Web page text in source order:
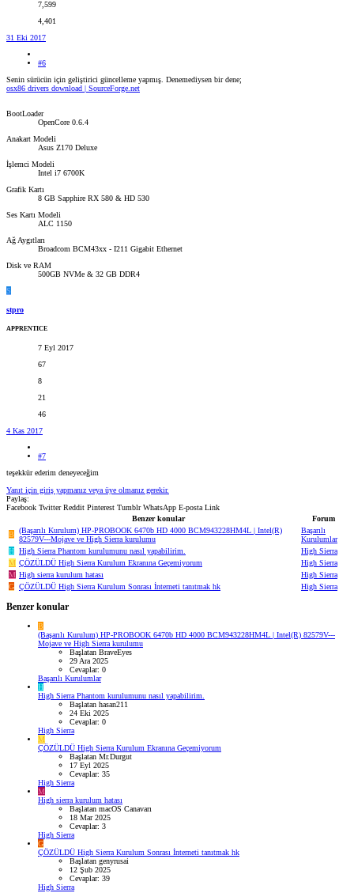
7,599
4,401
31 Eki 2017
#6
Senin sürücün için geliştirici güncelleme yapmış. Denemediysen bir dene;
osx86 drivers download | SourceForge.net
BootLoader
OpenCore 0.6.4
Anakart Modeli
Asus Z170 Deluxe
İşlemci Modeli
Intel i7 6700K
Grafik Kartı
8 GB Sapphire RX 580 & HD 530
Ses Kartı Modeli
ALC 1150
Ağ Aygıtları
Broadcom BCM43xx - I211 Gigabit Ethernet
Disk ve RAM
500GB NVMe & 32 GB DDR4
S
stpro
APPRENTICE
7 Eyl 2017
67
8
21
46
4 Kas 2017
#7
teşekkür ederim deneyeceğim
Yanıt için giriş yapmanız veya üye olmanız gerekir.
Paylaş:
Facebook Twitter Reddit Pinterest Tumblr WhatsApp E-posta Link
Benzer konular
Forum
B
(Başarılı Kurulum) HP-PROBOOK 6470b HD 4000 BCM943228HM4L | Intel(R)
82579V---Mojave ve High Sierra kurulumu
Başarılı
Kurulumlar
H High Sierra Phantom kurulumunu nasıl yapabilirim.
High Sierra
M ÇÖZÜLDÜ High Sierra Kurulum Ekranına Geçemiyorum
High Sierra
M High sierra kurulum hatası
High Sierra
G ÇÖZÜLDÜ High Sierra Kurulum Sonrası İnterneti tanıtmak hk High Sierra
Benzer konular
B
(Başarılı Kurulum) HP-PROBOOK 6470b HD 4000 BCM943228HM4L | Intel(R) 82579V---
Mojave ve High Sierra kurulumu
Başlatan BraveEyes
29 Ara 2025
Cevaplar: 0
Başarılı Kurulumlar
H
High Sierra Phantom kurulumunu nasıl yapabilirim.
Başlatan hasan211
24 Eki 2025
Cevaplar: 0
High Sierra
M
ÇÖZÜLDÜ High Sierra Kurulum Ekranına Geçemiyorum
Başlatan Mr.Durgut
17 Eyl 2025
Cevaplar: 35
High Sierra
M
High sierra kurulum hatası
Başlatan macOS Canavarı
18 Mar 2025
Cevaplar: 3
High Sierra
G
ÇÖZÜLDÜ High Sierra Kurulum Sonrası İnterneti tanıtmak hk
Başlatan genyrusai
12 Şub 2025
Cevaplar: 39
High Sierra